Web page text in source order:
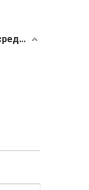
Одноразовые товары и средства для лечения недержания